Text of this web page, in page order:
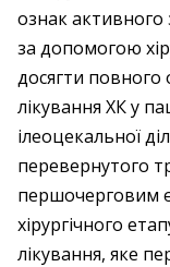
ознак активного
за допомогою
досягти повного
лікування ХК у
ілеоцекальної
перевернутого
першочерговим є
хірургічного
лікування, яке